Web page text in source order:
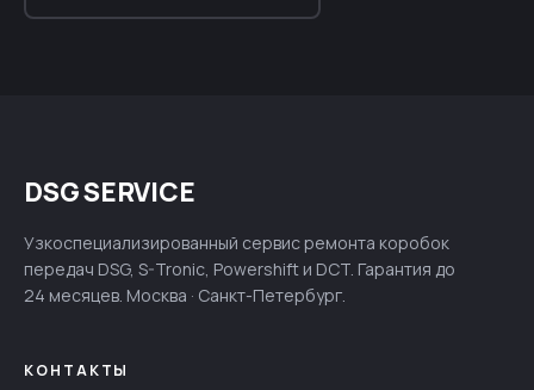
DSG SERVICE
Узкоспециализированный сервис ремонта коробок
передач DSG, S-Tronic, Powershift и DCT. Гарантия до
24 месяцев. Москва · Санкт-Петербург.
КОНТАКТЫ